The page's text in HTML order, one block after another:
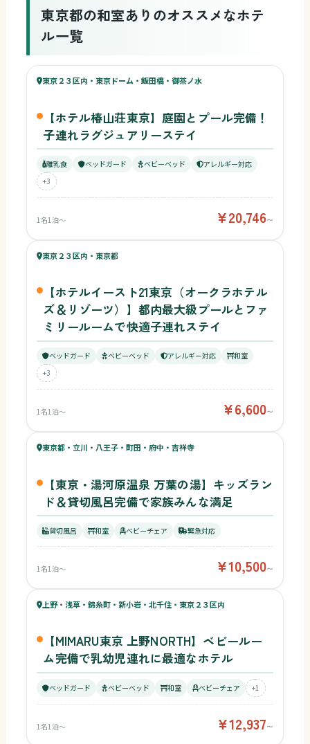
東京都の和室ありのオススメなホテ
ル一覧
74ベビー
東京２３区内・東京ドーム・飯田橋・御茶ノ水
【ホテル椿山荘東京】庭園とプール完備！
子連れラグジュアリーステイ
離乳食 ベッドガード ベビーベッド
アレルギー対応
+3
1名1泊〜 ¥20,746〜
67ベビー
66キッズ
東京２３区内・東京都
【ホテルイースト21東京（オークラホテル
ズ＆リゾーツ）】都内最大級プールとファ
ミリールームで快適子連れステイ
ベッドガード ベビーベッド アレルギー対応
和室
+3
1名1泊〜 ¥6,600〜
65ベビー
65キッズ
東京都・立川・八王子・町田・府中・吉祥寺
【東京・湯河原温泉 万葉の湯】キッズラン
ド＆貸切風呂完備で家族みんな満足
貸切風呂 和室 ベビーチェア 緊急対応
1名1泊〜 ¥10,500〜
57ベビー
56キッズ
上野・浅草・錦糸町・新小岩・北千住・東京２３区内
【MIMARU東京 上野NORTH】ベビールー
ム完備で乳幼児連れに最適なホテル
ベッドガード ベビーベッド 和室 ベビーチェア +1
1名1泊〜 ¥12,937〜
48キッズ